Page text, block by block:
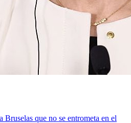
que no se entrometa en el